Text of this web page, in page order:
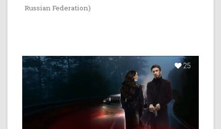
Russian Federation)
25